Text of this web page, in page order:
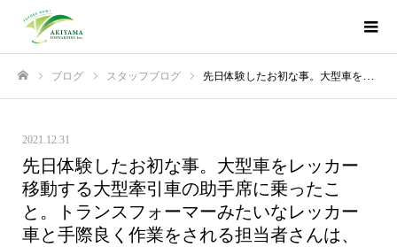
ブログ スタッフブログ 先日体験したお初な事。大型車をレッカー移動する大型牽引車の助手席に乗ったこと。トランスフォーマーみたいなレッカー車と手際良く作業をされる担当者さんは、ホントかっこよかった️これぞプロ！と感心しつつ、現実に戻るとどえらい凹むのでした。。。
2021.12.31
先日体験したお初な事。大型車をレッカー
移動する大型牽引車の助手席に乗ったこ
と。トランスフォーマーみたいなレッカー
車と手際良く作業をされる担当者さんは、